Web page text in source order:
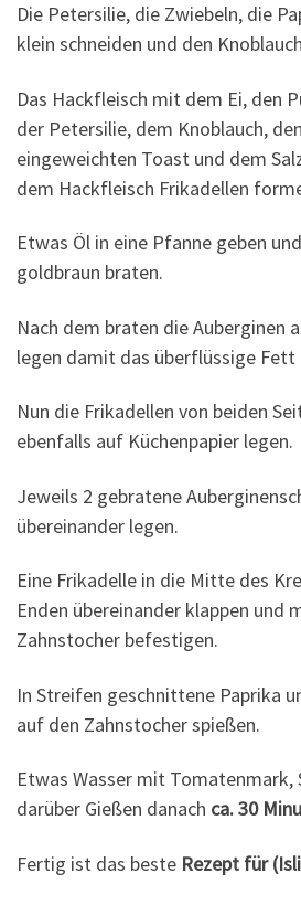
Die Petersilie, die Zwiebeln, die
klein schneiden und den
Das Hackfleisch mit dem Ei, den
der Petersilie, dem Knoblauch,
eingeweichten Toast und dem
dem Hackfleisch Frikadellen
Etwas Öl in eine Pfanne geben
goldbraun braten.
Nach dem braten die Auberginen
legen damit das überflüssige Fett
Nun die Frikadellen von beiden
ebenfalls auf Küchenpapier legen.
Jeweils 2 gebratene
übereinander legen.
Eine Frikadelle in die Mitte des
Enden übereinander klappen und
Zahnstocher befestigen.
In Streifen geschnittene Paprika
auf den Zahnstocher spießen.
Etwas Wasser mit Tomatenmark,
darüber Gießen danach ca. 30
Fertig ist das beste Rezept für